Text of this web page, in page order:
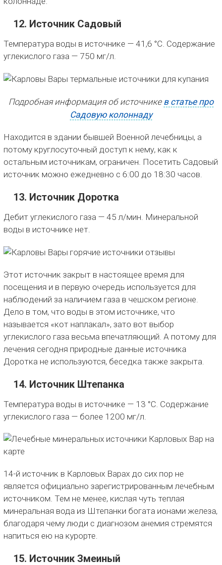
12. Источник Садовый
Температура воды в источнике — 41,6 °C. Содержание
углекислого газа — 750 мг/л.
Подробная информация об источнике в статье про
Садовую колоннаду
Находится в здании бывшей Военной лечебницы, а
потому круглосуточный доступ к нему, как к
остальным источникам, ограничен. Посетить Садовый
источник можно ежедневно с 6:00 до 18:30 часов.
13. Источник Доротка
Дебит углекислого газа — 45 л/мин. Минеральной
воды в источнике нет.
Этот источник закрыт в настоящее время для
посещения и в первую очередь используется для
наблюдений за наличием газа в чешском регионе.
Дело в том, что воды в этом источнике, что
называется «кот наплакал», зато вот выбор
углекислого газа весьма впечатляющий. А потому для
лечения сегодня природные данные источника
Доротка не используются, беседка также закрыта.
14. Источник Штепанка
Температура воды в источнике — 13 °C. Содержание
углекислого газа — более 1200 мг/л.
14-й источник в Карловых Варах до сих пор не
является официально зарегистрированным лечебным
источником. Тем не менее, кислая чуть теплая
минеральная вода из Штепанки богата ионами железа,
благодаря чему люди с диагнозом анемия стремятся
напиться ею на курорте.
15. Источник Змеиный